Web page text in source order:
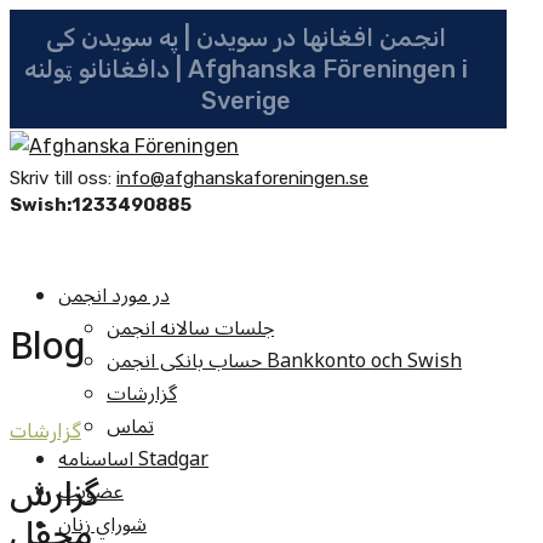
انجمن افغانها در سویدن | په سویدن کی
دافغانانو ټولنه | Afghanska Föreningen i
Sverige
Skriv till oss: info@afghanskaforeningen.se
Swish:1233490885
در مورد انجمن
جلسات سالانه انجمن
حساب بانکی انجمن Bankkonto och Swish
گزارشات
تماس
اساسنامه Stadgar
عضویت
شوراي زنان
Blog
گزارشات
گزارش